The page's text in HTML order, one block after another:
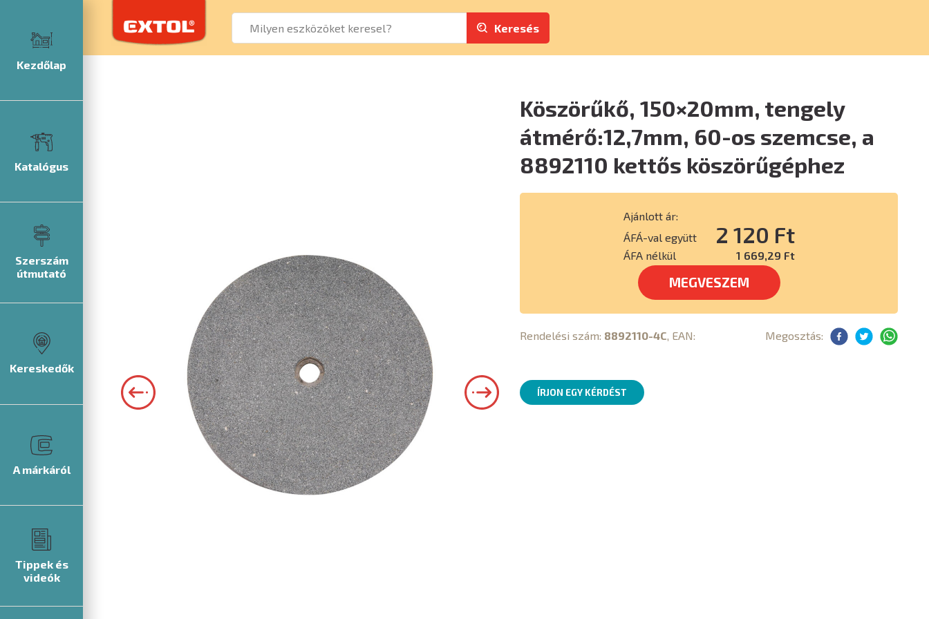
Kezdőlap
Katalógus
Szerszám
útmutató
Kereskedők
A márkáról
Tippek és
videók
Keresés
Köszörűkő, 150×20mm, tengely
átmérő:12,7mm, 60-os szemcse, a
8892110 kettős köszörűgéphez
Ajánlott ár:
ÁFÁ-val együtt
2 120 Ft
ÁFA nélkül 1 669,29 Ft
MEGVESZEM
Rendelési szám: 8892110-4C, EAN: Megosztás:
ÍRJON EGY KÉRDÉST